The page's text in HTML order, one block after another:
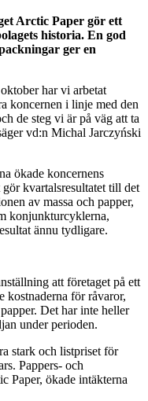
Arctic Paper gör ett
historia. En god
ger en
har vi arbetat
koncernen i linje med den
de steg vi är på väg att ta
vd:n Michal Jarczyński
ökade koncernens
kvartalsresultatet till det
av massa och papper,
konjunkturcyklerna,
ännu tydligare.
att företaget på ett
kostnaderna för råvaror,
Det har inte heller
under perioden.
stark och listpriset för
Pappers- och
Paper, ökade intäkterna